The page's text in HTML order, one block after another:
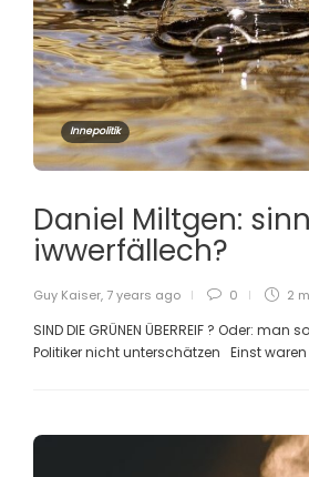
Innepolitik
Daniel Miltgen:
iwwerfällech?
Guy Kaiser, 7 years ago 0 2
SIND DIE GRÜNEN ÜBERREIF ? Oder:
Politiker nicht unterschätzen Einst waren